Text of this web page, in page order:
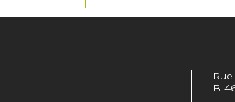
B-